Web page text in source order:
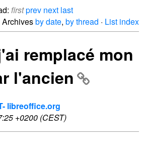
firstprev next last
by date, by thread · List index
remplacé mon
l'ancien
libreoffice.org
+0200 (CEST)